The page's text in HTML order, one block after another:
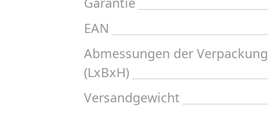
EAN
Abmessungen der Verpackung
(LxBxH)
Versandgewicht